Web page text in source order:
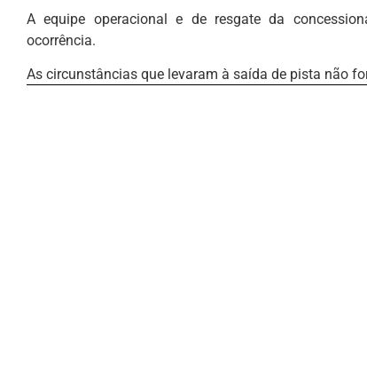
A equipe operacional e de resgate da
ocorrência.
As circunstâncias que levaram à saída de pista não